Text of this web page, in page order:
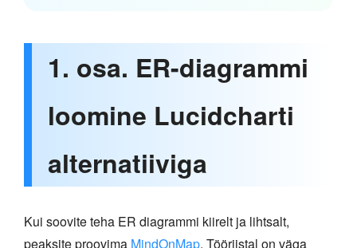
1. osa. ER-diagrammi
loomine Lucidcharti
alternatiiviga
Kui soovite teha ER diagrammi kiirelt ja lihtsalt,
peaksite proovima MindOnMap. Tööriistal on väga